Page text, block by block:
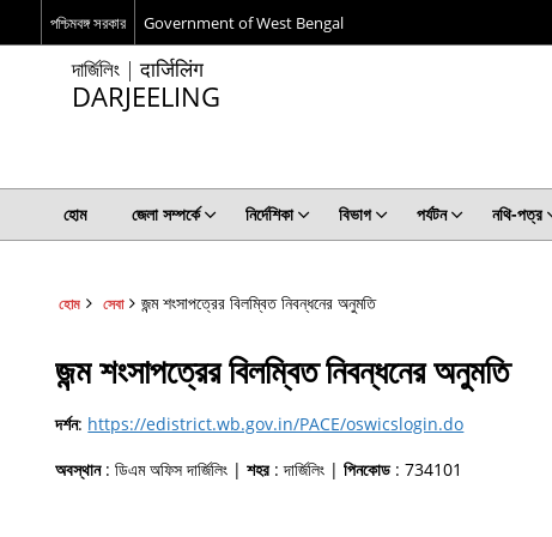
পশ্চিমবঙ্গ সরকার Government of West Bengal
দার্জিলিং | दार्जिलिंग
DARJEELING
হোম জেলা সম্পর্কে নির্দেশিকা বিভাগ পর্যটন নথি-পত্র
হোম সেবা জন্ম শংসাপত্রের বিলম্বিত নিবন্ধনের অনুমতি
জন্ম শংসাপত্রের বিলম্বিত নিবন্ধনের অনুমতি
দর্শন: https://edistrict.wb.gov.in/PACE/oswicslogin.do
অবস্থান: ডিএম অফিস দার্জিলিং |শহর: দার্জিলিং |পিনকোড: 734101